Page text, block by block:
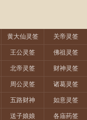
黄大仙灵签 关帝灵签
王公灵签 佛祖灵签
北帝灵签 财神灵签
周公灵签 诸葛灵签
五路财神 如意灵签
送子娘娘 各庙药签